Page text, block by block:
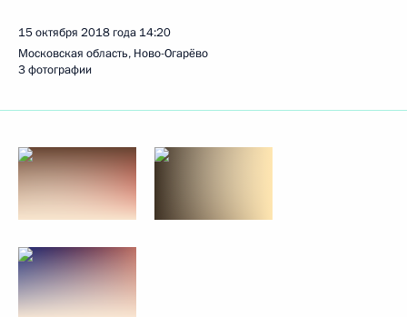
15 октября 2018 года 14:20
Московская область, Ново-Огарёво
3 фотографии